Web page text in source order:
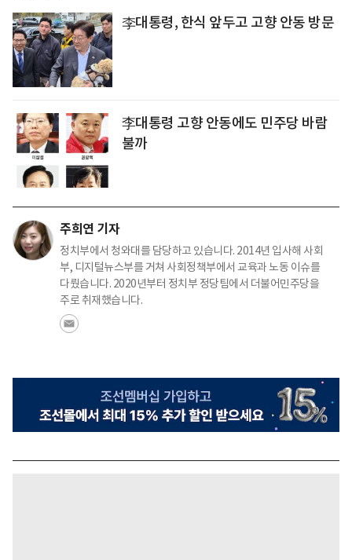
李대통령, 한식 앞두고 고향 안동 방문
李대통령 고향 안동에도 민주당 바람
불까
주희연 기자
정치부에서 청와대를 담당하고 있습니다. 2014년 입사해 사회
부, 디지털뉴스부를 거쳐 사회정책부에서 교육과 노동 이슈를
다뤘습니다. 2020년부터 정치부 정당팀에서 더불어민주당을
주로 취재했습니다.